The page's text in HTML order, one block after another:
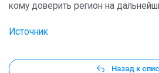
кому доверить регион на
Источник
Назад к